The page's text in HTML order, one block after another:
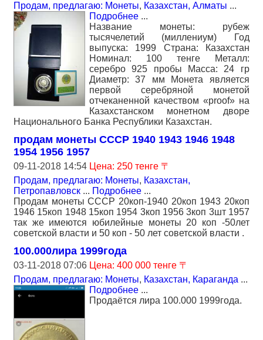
Продам, предлагаю: Монеты, Казахстан, Алматы ...
Подробнее ...
Название монеты: рубеж
тысячелетий (миллениум) Год
выпуска: 1999 Страна: Казахстан
Номинал: 100 тенге Металл:
серебро 925 пробы Масса: 24 гр
Диаметр: 37 мм Монета является
первой серебряной монетой
отчеканенной качеством «proof» на
Казахстанском монетном дворе
Национального Банка Республики Казахстан.
продам монеты СССР 1940 1943 1946 1948
1954 1956 1957
09-11-2018 14:54 Цена: 250 тенге 〒
Продам, предлагаю: Монеты, Казахстан,
Петропавловск ... Подробнее ...
Продам монеты СССР 20коп-1940 20коп 1943 20коп
1946 15коп 1948 15коп 1954 3коп 1956 3коп 3шт 1957
так же имеются юбилейные монеты 20 коп -50лет
советской власти и 50 коп - 50 лет советской власти .
100.000лира 1999года
03-11-2018 07:06 Цена: 400 000 тенге 〒
Продам, предлагаю: Монеты, Казахстан, Караганда ...
Подробнее ...
Продаётся лира 100.000 1999года.